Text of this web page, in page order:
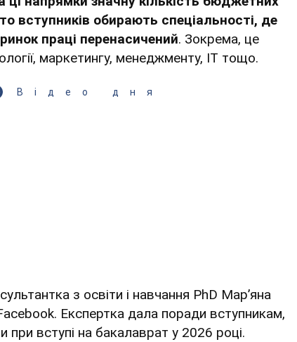
вступників обирають спеціальності, де
праці перенасичений. Зокрема, це
маркетингу, менеджменту, ІТ тощо.
Відео дня
з освіти і навчання PhD Марʼяна
Експертка дала поради вступникам,
при вступі на бакалаврат у 2026 році.